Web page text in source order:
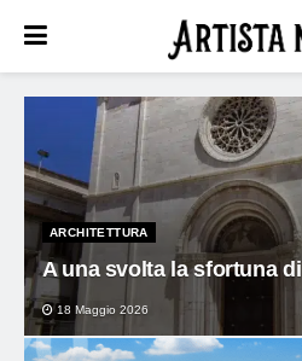
ARCHITETTURA
A una svolta la sfortuna
18 Maggio 2026